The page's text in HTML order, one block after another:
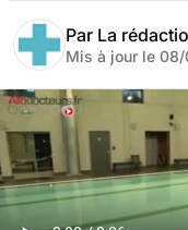
Par La
Mis à jour le 08/